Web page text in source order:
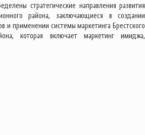
стратегические направления развития
района, заключающиеся в создании
и применении системы маркетинга Брестского
которая включает маркетинг имиджа,